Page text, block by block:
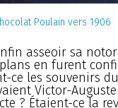
Poulain vers 1906
asseoir sa
en furent
ce les souvenirs
Victor-
? Étaient-ce la